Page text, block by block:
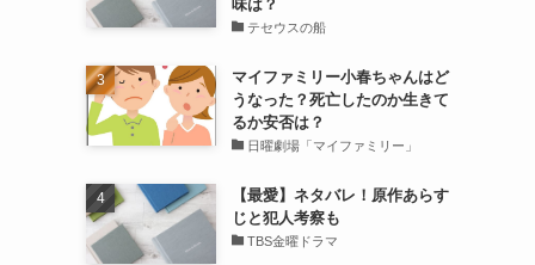
味は？
テセウスの船
マイファミリー小春ちゃんはど
うなった？死亡したのか生きて
るか安否は？
日曜劇場「マイファミリー」
【最愛】ネタバレ！原作あらす
じと犯人考察も
TBS金曜ドラマ